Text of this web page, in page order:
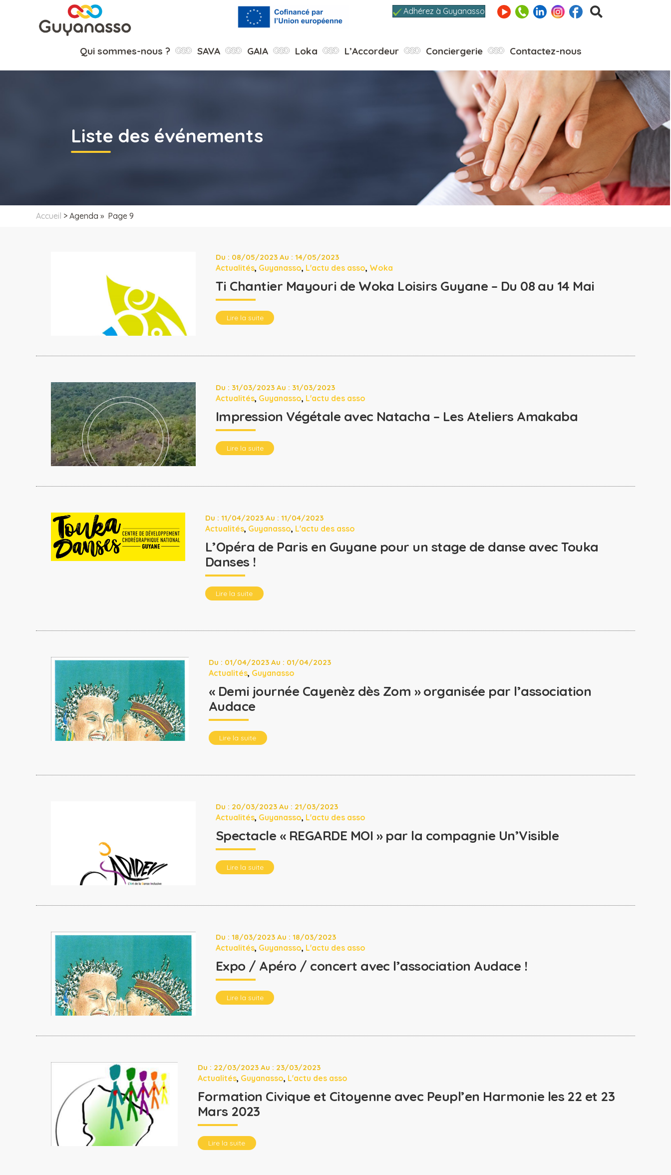
Adhérez à Guyanasso
Qui sommes-nous ? SAVA GAIA Loka L’Accordeur Conciergerie Contactez-nous
Liste des événements
Accueil > Agenda » Page 9
Du : 08/05/2023 Au : 14/05/2023
Actualités, Guyanasso, L'actu des asso, Woka
Ti Chantier Mayouri de Woka Loisirs Guyane – Du 08 au 14 Mai
Lire la suite
Du : 31/03/2023 Au : 31/03/2023
Actualités, Guyanasso, L'actu des asso
Impression Végétale avec Natacha – Les Ateliers Amakaba
Lire la suite
Du : 11/04/2023 Au : 11/04/2023
Actualités, Guyanasso, L'actu des asso
L’Opéra de Paris en Guyane pour un stage de danse avec Touka
Danses !
Lire la suite
Du : 01/04/2023 Au : 01/04/2023
Actualités, Guyanasso
« Demi journée Cayenèz dès Zom » organisée par l’association
Audace
Lire la suite
Du : 20/03/2023 Au : 21/03/2023
Actualités, Guyanasso, L'actu des asso
Spectacle « REGARDE MOI » par la compagnie Un’Visible
Lire la suite
Du : 18/03/2023 Au : 18/03/2023
Actualités, Guyanasso, L'actu des asso
Expo / Apéro / concert avec l’association Audace !
Lire la suite
Du : 22/03/2023 Au : 23/03/2023
Actualités, Guyanasso, L'actu des asso
Formation Civique et Citoyenne avec Peupl’en Harmonie les 22 et 23
Mars 2023
Lire la suite